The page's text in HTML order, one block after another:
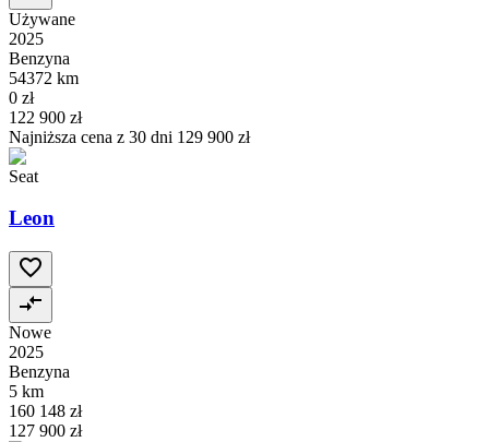
Używane
2025
Benzyna
54372 km
0 zł
122 900 zł
Najniższa cena z 30 dni 129 900 zł
Seat
Leon
Nowe
2025
Benzyna
5 km
160 148 zł
127 900 zł